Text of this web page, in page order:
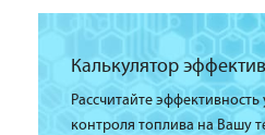
Калькулятор
Рассчитайте
контроля топлива на Вашу